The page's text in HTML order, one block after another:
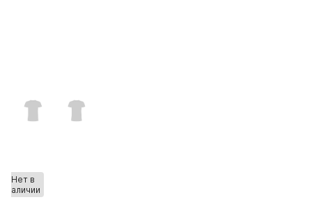
Нет в
наличии